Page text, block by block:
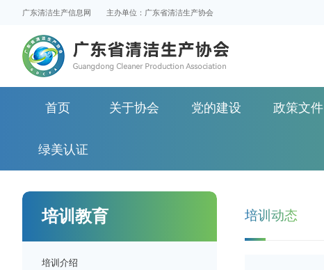
广东清洁生产信息网 主办单位：广东省清洁生产协会
首页 关于协会 党的建设 政策文件
绿美认证
培训教育
培训介绍
培训动态